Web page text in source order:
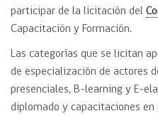
participar de la licitación del
Capacitación y Formación.
Las categorías que se licitan
de especialización de actores
presenciales, B-learning y E-
diplomado y capacitaciones en